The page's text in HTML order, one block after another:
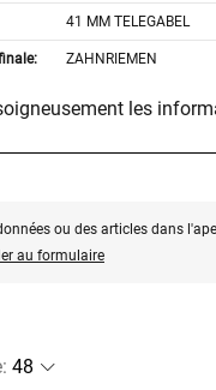
41 MM TELEGABEL
ZAHNRIEMEN
les
ou des articles dans
au formulaire
: